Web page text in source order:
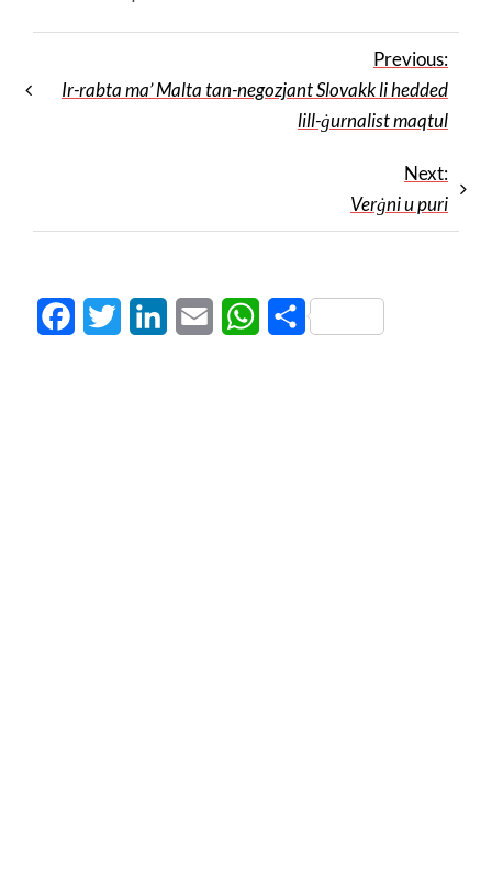
Previous:
Ir-rabta ma’ Malta tan-negozjant Slovakk li hedded
lill-ġurnalist maqtul
Next:
Verġni u puri
FacebookTwitter LinkedInEmail WhatsApp
Share